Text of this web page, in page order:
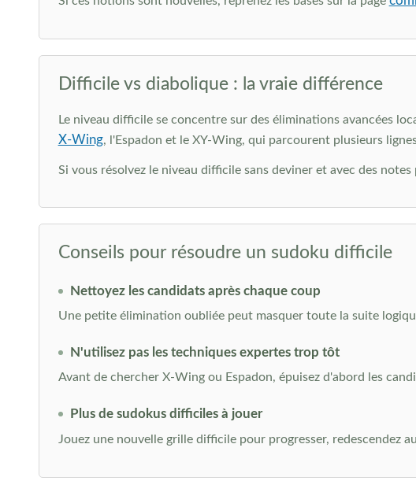
Difficile vs diabolique : la vraie différence
Le niveau difficile se concentre sur des éliminations avancées
X-Wing, l'Espadon et le XY-Wing, qui parcourent plusieurs
Si vous résolvez le niveau difficile sans deviner et avec des
Conseils pour résoudre un sudoku difficile
Nettoyez les candidats après chaque coup
Une petite élimination oubliée peut masquer toute la suite
N'utilisez pas les techniques expertes trop tôt
Avant de chercher X-Wing ou Espadon, épuisez d'abord les
Plus de sudokus difficiles à jouer
Jouez une nouvelle grille difficile pour progresser, redescendez au